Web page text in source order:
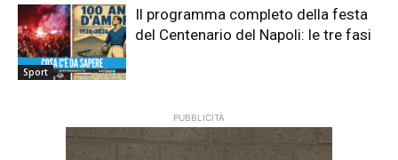
Sport
Il programma completo della festa
del Centenario del Napoli: le tre fasi
PUBBLICITÀ